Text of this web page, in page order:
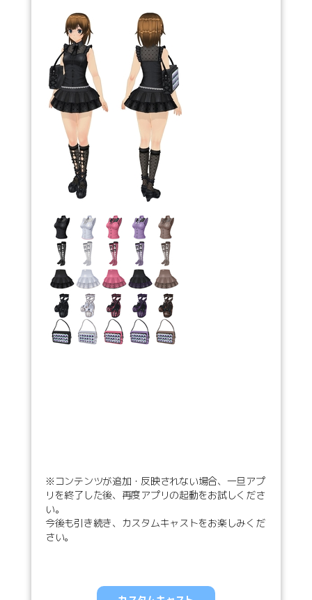
※コンテンツが追加・反映されない場合、一旦アプ
リを終了した後、再度アプリの起動をお試しくださ
い。
今後も引き続き、カスタムキャストをお楽しみくだ
さい。